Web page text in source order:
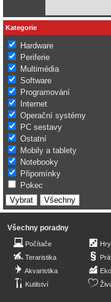
Kategorie
Hardware
Periferie
Multimédia
Software
Programování
Internet
Operační systémy
PC sestavy
Ostatní
Mobily a tablety
Notebooky
Připomínky
Pokec
Všechny poradny
Počítače
Teraristika
Akvaristika
Kutilství
Hry